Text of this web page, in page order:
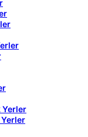
Yerler
Yerler